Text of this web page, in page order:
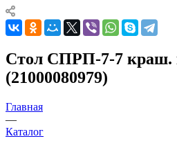
Стол СПРП-7-7 краш.
(21000080979)
Главная
—
Каталог